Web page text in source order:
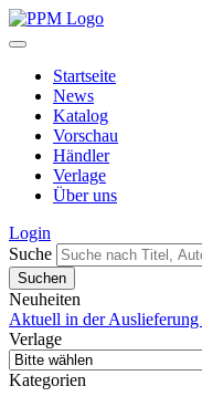
Startseite
News
Katalog
Vorschau
Händler
Verlage
Über uns
Login
Suche
Neuheiten
Aktuell in der Auslieferung
Verlage
Kategorien